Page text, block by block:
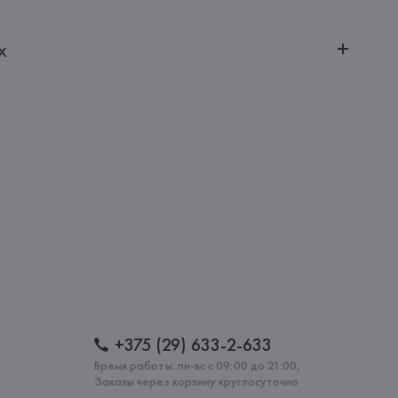
г. Минск, ул. Рафиева, д. 64, помещение 2-27
+375 (29) 633-2-633
Время работы: пн-вс с 09:00 до 21:00,
Заказы через корзину круглосуточно